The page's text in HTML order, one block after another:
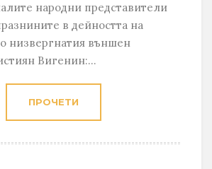
народни представители
в дейността на
низвергнатия външен
Вигенин:...
ПРОЧЕТИ